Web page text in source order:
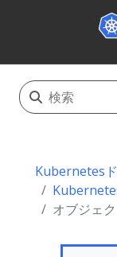
Kubernetes
オブジェ